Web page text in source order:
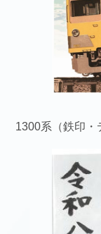
1300系（鉄印・